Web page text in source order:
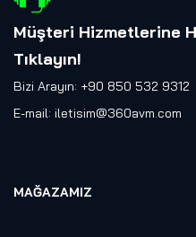
Müşteri Hizmetlerine
Tıklayın!
Bizi Arayın: +90 850 532 9312
E-mail: iletisim@360avm.com
MAĞAZAMIZ